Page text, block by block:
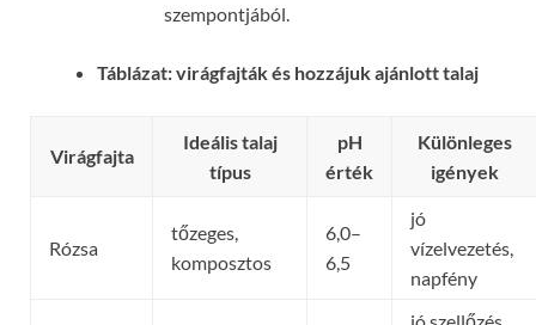
szempontjából.
Táblázat: virágfajták és hozzájuk ajánlott talaj
Virágfajta
Ideális talaj
típus
pH
érték
Különleges
igények
Rózsa
tőzeges,
komposztos
6,0–
6,5
jó
vízelvezetés,
napfény